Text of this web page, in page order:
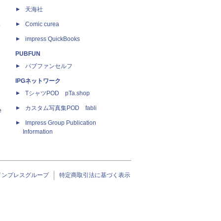
天海社
Comic curea
impress QuickBooks
PUBFUN
パブファンセルフ
IPGネットワーク
TシャツPOD pTa.shop
カスタム写真集POD fabli
Impress Group Publication
Information
ンプレスグループ 特定商取引法に基づく表示